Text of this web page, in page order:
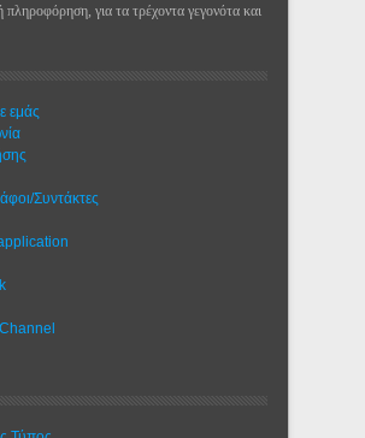
πληροφόρηση, για τα τρέχοντα γεγονότα και
εμάς
Συντάκτες